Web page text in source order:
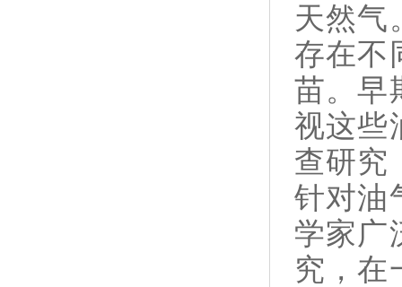
天然气
存在不
苗。早
视这些
查研究
针对油
学家广
究，在